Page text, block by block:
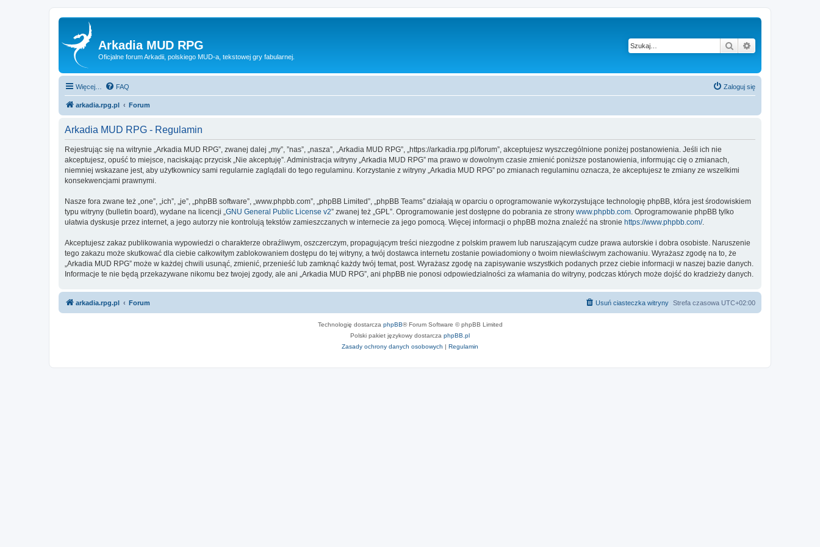
Arkadia MUD RPG
Oficjalne forum Arkadii, polskiego MUD-a, tekstowej gry fabularnej.
Szukaj
Więcej… FAQ Zaloguj się
arkadia.rpg.pl Forum
Arkadia MUD RPG - Regulamin
Rejestrując się na witrynie „Arkadia MUD RPG”, zwanej dalej „my”, ”nas”, „nasza”, „Arkadia MUD RPG”, „https://arkadia.rpg.pl/forum”, akceptujesz wyszczególnione poniżej postanowienia. Jeśli ich nie
akceptujesz, opuść to miejsce, naciskając przycisk „Nie akceptuję”. Administracja witryny „Arkadia MUD RPG” ma prawo w dowolnym czasie zmienić poniższe postanowienia, informując cię o zmianach,
niemniej wskazane jest, aby użytkownicy sami regularnie zaglądali do tego regulaminu. Korzystanie z witryny „Arkadia MUD RPG” po zmianach regulaminu oznacza, że akceptujesz te zmiany ze wszelkimi
konsekwencjami prawnymi.
Nasze fora zwane też „one”, „ich”, „je”, „phpBB software”, „www.phpbb.com”, „phpBB Limited”, „phpBB Teams” działają w oparciu o oprogramowanie wykorzystujące technologię phpBB, która jest środowiskiem
typu witryny (bulletin board), wydane na licencji „GNU General Public License v2” zwanej też „GPL”. Oprogramowanie jest dostępne do pobrania ze strony www.phpbb.com. Oprogramowanie phpBB tylko
ułatwia dyskusje przez internet, a jego autorzy nie kontrolują tekstów zamieszczanych w internecie za jego pomocą. Więcej informacji o phpBB można znaleźć na stronie https://www.phpbb.com/.
Akceptujesz zakaz publikowania wypowiedzi o charakterze obraźliwym, oszczerczym, propagującym treści niezgodne z polskim prawem lub naruszającym cudze prawa autorskie i dobra osobiste. Naruszenie
tego zakazu może skutkować dla ciebie całkowitym zablokowaniem dostępu do tej witryny, a twój dostawca internetu zostanie powiadomiony o twoim niewłaściwym zachowaniu. Wyrażasz zgodę na to, że
„Arkadia MUD RPG” może w każdej chwili usunąć, zmienić, przenieść lub zamknąć każdy twój temat, post. Wyrażasz zgodę na zapisywanie wszystkich podanych przez ciebie informacji w naszej bazie danych.
Informacje te nie będą przekazywane nikomu bez twojej zgody, ale ani „Arkadia MUD RPG”, ani phpBB nie ponosi odpowiedzialności za włamania do witryny, podczas których może dojść do kradzieży danych.
arkadia.rpg.pl Forum Strefa czasowa UTC+02:00
Usuń ciasteczka witryny
Technologię dostarcza phpBB® Forum Software © phpBB Limited
Polski pakiet językowy dostarcza phpBB.pl
Zasady ochrony danych osobowych | Regulamin